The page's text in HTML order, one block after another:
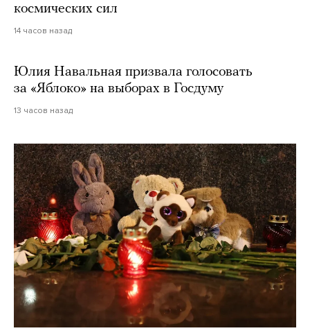
космических сил
14 часов назад
Юлия Навальная призвала голосовать
за «Яблоко» на выборах в Госдуму
13 часов назад